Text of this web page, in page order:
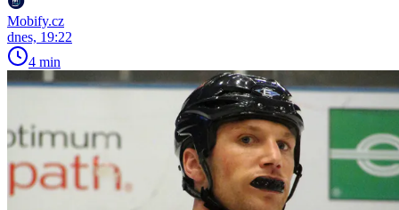
Mobify.cz
dnes, 19:22
4 min